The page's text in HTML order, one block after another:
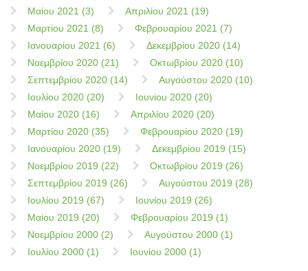
Μαίου 2021 (3)
Απριλίου 2021 (19)
Μαρτίου 2021 (8)
Φεβρουαρίου 2021 (7)
Ιανουαρίου 2021 (6)
Δεκεμβρίου 2020 (14)
Νοεμβρίου 2020 (21)
Οκτωβρίου 2020 (10)
Σεπτεμβρίου 2020 (14)
Αυγούστου 2020 (10)
Ιουλίου 2020 (20)
Ιουνίου 2020 (20)
Μαίου 2020 (16)
Απριλίου 2020 (20)
Μαρτίου 2020 (35)
Φεβρουαρίου 2020 (19)
Ιανουαρίου 2020 (19)
Δεκεμβρίου 2019 (15)
Νοεμβρίου 2019 (22)
Οκτωβρίου 2019 (26)
Σεπτεμβρίου 2019 (26)
Αυγούστου 2019 (28)
Ιουλίου 2019 (67)
Ιουνίου 2019 (26)
Μαίου 2019 (20)
Φεβρουαρίου 2019 (1)
Νοεμβρίου 2000 (2)
Αυγούστου 2000 (1)
Ιουλίου 2000 (1)
Ιουνίου 2000 (1)